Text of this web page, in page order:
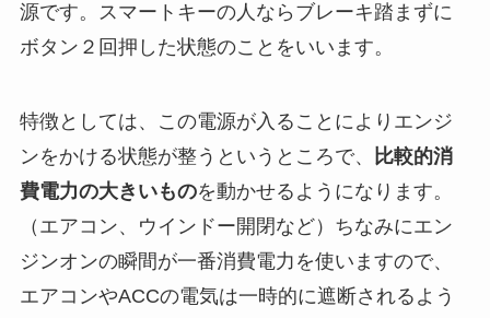
源です。スマートキーの人ならブレーキ踏まずに
ボタン２回押した状態のことをいいます。
特徴としては、この電源が入ることによりエンジ
ンをかける状態が整うというところで、
比較的消
費電力の大きいものを動かせるようになります。
（エアコン、ウインドー開閉など） ちなみにエン
ジンオンの瞬間が一番消費電力を使いますので、
エアコンやACCの電気は一時的に遮断されるよう